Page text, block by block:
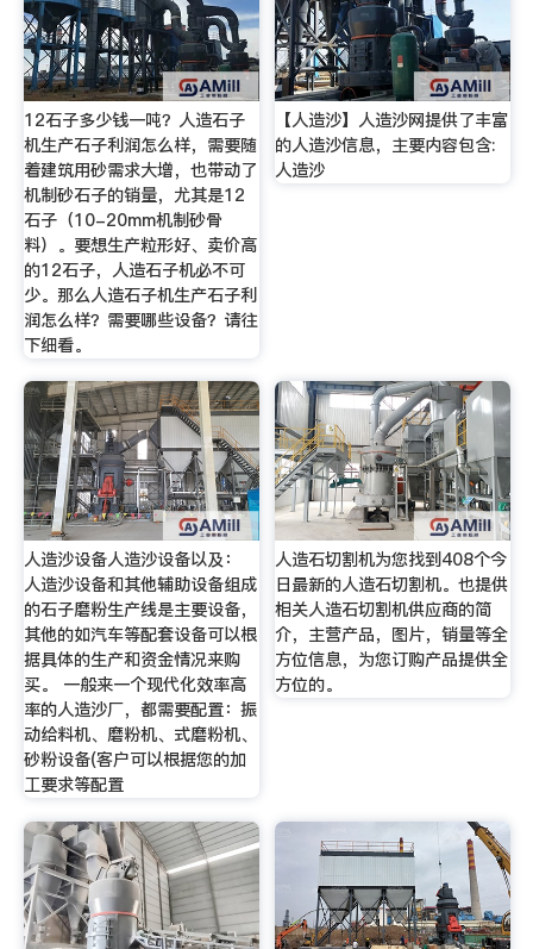
12石子多少钱一吨？人造石子
机生产石子利润怎么样，需要随
着建筑用砂需求大增，也带动了
机制砂石子的销量，尤其是12
石子（10-20mm机制砂骨
料）。要想生产粒形好、卖价高
的12石子，人造石子机必不可
少。那么人造石子机生产石子利
润怎么样？需要哪些设备？请往
下细看。
【人造沙】人造沙网提供了丰富
的人造沙信息，主要内容包含:
人造沙
人造沙设备人造沙设备以及：
人造沙设备和其他辅助设备组成
的石子磨粉生产线是主要设备，
其他的如汽车等配套设备可以根
据具体的生产和资金情况来购
买。 一般来一个现代化效率高
率的人造沙厂，都需要配置：振
动给料机、磨粉机、式磨粉机、
砂粉设备(客户可以根据您的加
工要求等配置
人造石切割机为您找到408个今
日最新的人造石切割机。也提供
相关人造石切割机供应商的简
介，主营产品，图片，销量等全
方位信息，为您订购产品提供全
方位的。